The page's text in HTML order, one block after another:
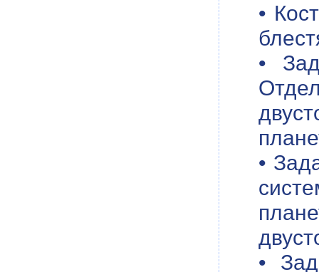
•
•
•
•